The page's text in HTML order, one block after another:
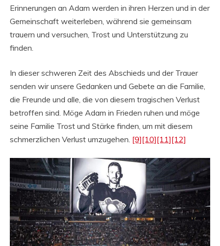
Erinnerungen an Adam werden in ihren Herzen und in der
Gemeinschaft weiterleben, während sie gemeinsam
trauern und versuchen, Trost und Unterstützung zu
finden.
In dieser schweren Zeit des Abschieds und der Trauer
senden wir unsere Gedanken und Gebete an die Familie,
die Freunde und alle, die von diesem tragischen Verlust
betroffen sind. Möge Adam in Frieden ruhen und möge
seine Familie Trost und Stärke finden, um mit diesem
schmerzlichen Verlust umzugehen. [9][10][11][12]